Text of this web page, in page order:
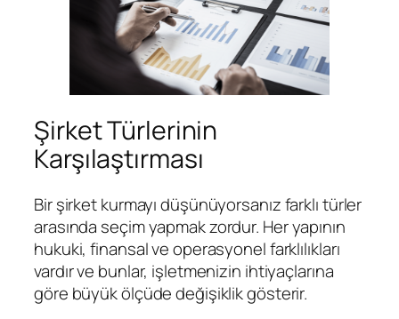
Şirket Türlerinin
Karşılaştırması
Bir şirket kurmayı düşünüyorsanız farklı türler
arasında seçim yapmak zordur. Her yapının
hukuki, finansal ve operasyonel farklılıkları
vardır ve bunlar, işletmenizin ihtiyaçlarına
göre büyük ölçüde değişiklik gösterir.